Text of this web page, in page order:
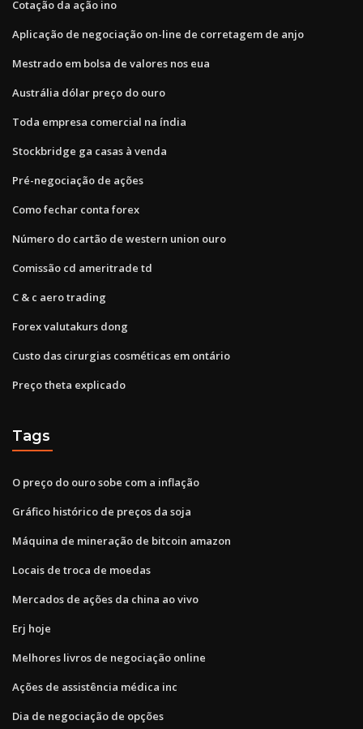
Cotação da ação ino
Aplicação de negociação on-line de corretagem de anjo
Mestrado em bolsa de valores nos eua
Austrália dólar preço do ouro
Toda empresa comercial na índia
Stockbridge ga casas à venda
Pré-negociação de ações
Como fechar conta forex
Número do cartão de western union ouro
Comissão cd ameritrade td
C & c aero trading
Forex valutakurs dong
Custo das cirurgias cosméticas em ontário
Preço theta explicado
Tags
O preço do ouro sobe com a inflação
Gráfico histórico de preços da soja
Máquina de mineração de bitcoin amazon
Locais de troca de moedas
Mercados de ações da china ao vivo
Erj hoje
Melhores livros de negociação online
Ações de assistência médica inc
Dia de negociação de opções